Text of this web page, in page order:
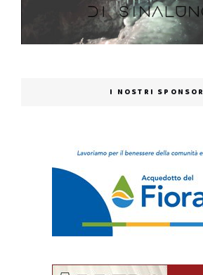
I NOSTRI SPONSOR